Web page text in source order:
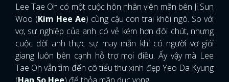
Lee Tae Oh có một cuộc hôn nhân viên mãn bên Ji Sun
Woo (Kim Hee Ae) cùng cậu con trai khôi ngô. So với
vợ, sự nghiệp của anh có vẻ kém hơn đôi chút, nhưng
cuộc đời anh thực sự may mắn khi có người vợ giỏi
giang luôn bên cạnh hỗ trợ mọi điều. Ấy vậy mà Lee
Tae Oh vẫn tìm đến cô tiểu thư xinh đẹp Yeo Da Kyung
(Han So Hee) để thỏa mãn dục vọng.